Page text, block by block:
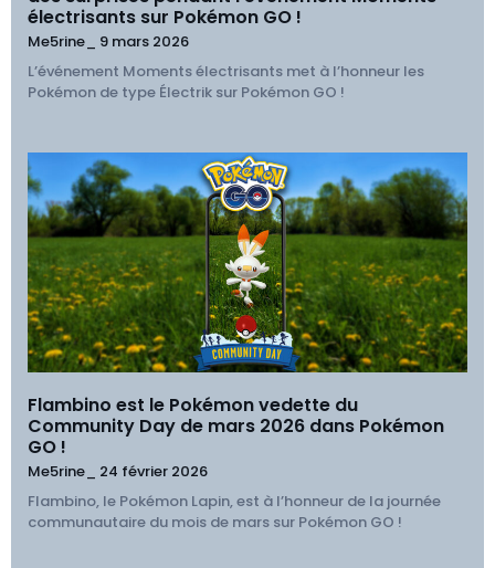
électrisants sur Pokémon GO !
Me5rine_ 9 mars 2026
L’événement Moments électrisants met à l’honneur les
Pokémon de type Électrik sur Pokémon GO !
Flambino est le Pokémon vedette du
Community Day de mars 2026 dans Pokémon
GO !
Me5rine_ 24 février 2026
Flambino, le Pokémon Lapin, est à l’honneur de la journée
communautaire du mois de mars sur Pokémon GO !